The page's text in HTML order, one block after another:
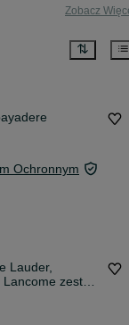
Zobacz
Ochronnym
Lauder,
zestaw